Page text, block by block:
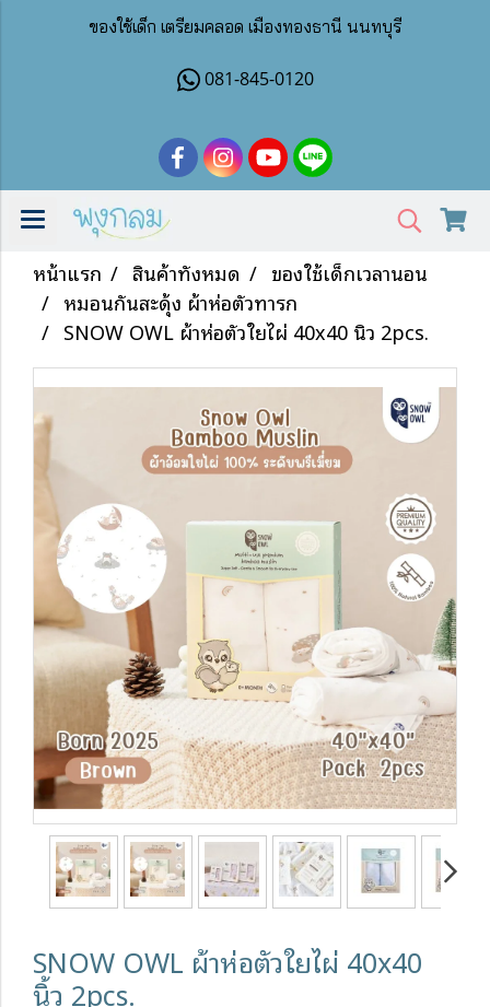
ของใช้เด็ก เตรียมคลอด เมืองทองธานี นนทบุรี
081-845-0120
หน้าแรก สินค้าทั้งหมด
ของใช้เด็กเวลานอน
หมอนกันสะดุ้ง ผ้าห่อตัวทารก
SNOW OWL ผ้าห่อตัวใยไผ่ 40x40 นิ้ว 2pcs.
SNOW OWL ผ้าห่อตัวใยไผ่ 40x40
นิ้ว 2pcs.